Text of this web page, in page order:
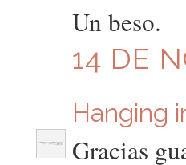
Un beso.
14 DE
Hanging
Gracias